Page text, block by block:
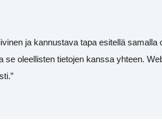
ja kannustava tapa esitellä samalla
se oleellisten tietojen kanssa yhteen.